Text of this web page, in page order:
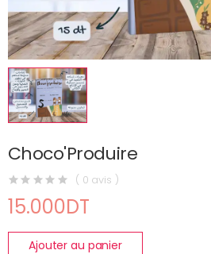
Choco'Produire
( 0 avis )
15.000DT
Ajouter au panier